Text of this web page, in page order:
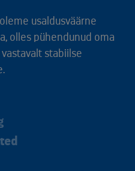
usaldusväärne
olles pühendunud oma
stabiilse